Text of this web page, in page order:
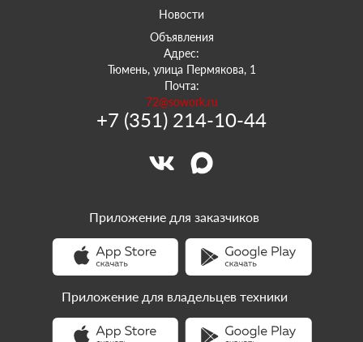
Новости
Объявления
Адрес:
Тюмень, улица Пермякова, 1
Почта:
72@sowork.ru
+7 (351) 214-10-44
Приложение для заказчиков
Приложение для владельцев техники